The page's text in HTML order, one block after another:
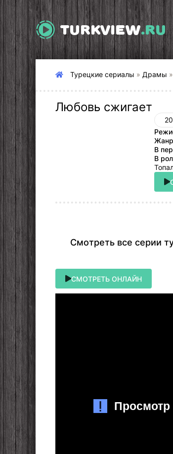
TURKVIEW.RU
Турецкие сериалы » Драмы
Любовь сжигает
В
В
Cмoтpeть вce cepии
СМОТРЕТЬ ОНЛАЙН